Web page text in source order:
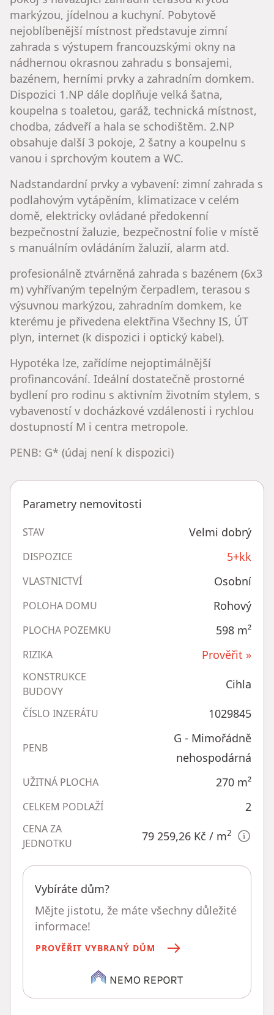
markýzou, jídelnou a kuchyní. Pobytově
nejoblíbenější místnost představuje zimní
zahrada s výstupem francouzskými okny na
nádhernou okrasnou zahradu s bonsajemi,
bazénem, herními prvky a zahradním domkem.
Dispozici 1.NP dále doplňuje velká šatna,
koupelna s toaletou, garáž, technická místnost,
chodba, zádveří a hala se schodištěm. 2.NP
obsahuje další 3 pokoje, 2 šatny a koupelnu s
vanou i sprchovým koutem a WC.
​Nadstandardní prvky a vybavení: zimní zahrada s
podlahovým vytápěním, klimatizace v celém
domě, elektricky ovládané předokenní
bezpečnostní žaluzie, bezpečnostní folie v místě
s manuálním ovládáním žaluzií, alarm atd.
​profesionálně ztvárněná zahrada s bazénem (6x3
m) vyhřívaným tepelným čerpadlem, terasou s
výsuvnou markýzou, zahradním domkem, ke
kterému je přivedena elektřina Všechny IS, ÚT
plyn, internet (k dispozici i optický kabel).
​Hypotéka lze, zařídíme nejoptimálnější
profinancování. Ideální dostatečně prostorné
bydlení pro rodinu s aktivním životním stylem, s
vybaveností v docházkové vzdálenosti i rychlou
dostupností M i centra metropole.
​PENB: G* (údaj není k dispozici)
Parametry nemovitosti
STAV Velmi dobrý
DISPOZICE 5+kk
VLASTNICTVÍ Osobní
POLOHA DOMU Rohový
PLOCHA POZEMKU 598 m²
RIZIKA Prověřit »
KONSTRUKCE
BUDOVY
Cihla
ČÍSLO INZERÁTU 1029845
PENB
G - Mimořádně
nehospodárná
UŽITNÁ PLOCHA 270 m²
CELKEM PODLAŽÍ 2
CENA ZA
JEDNOTKU
79 259,26 Kč / m2
Vybíráte dům?
Mějte jistotu, že máte všechny důležité
informace!
PROVĚŘIT VYBRANÝ DŮM